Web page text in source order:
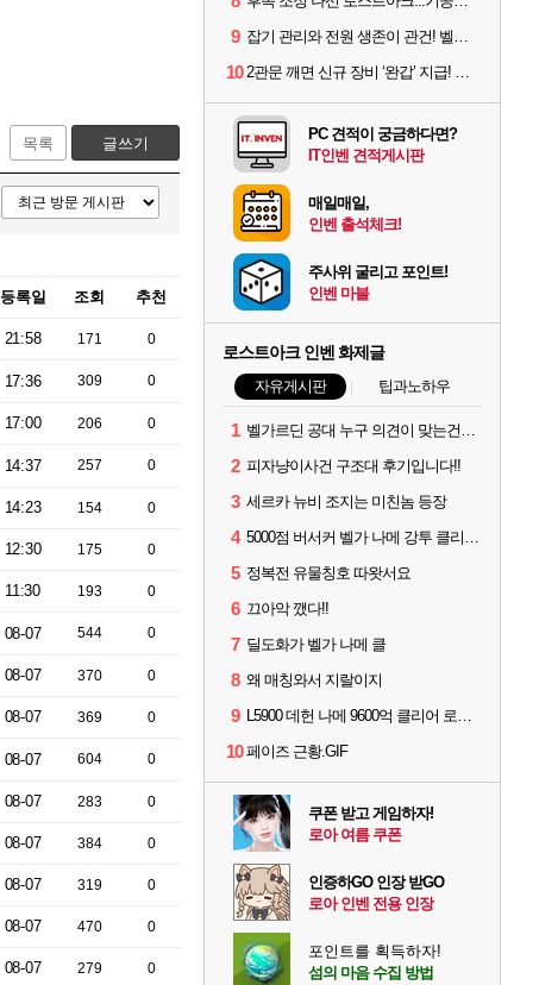
목록 글쓰기
등록일 조회 추천
21:58 171 0
17:36 309 0
17:00 206 0
14:37 257 0
14:23 154 0
12:30 175 0
11:30 193 0
08-07 544 0
08-07 370 0
08-07 369 0
08-07 604 0
08-07 283 0
08-07 384 0
08-07 319 0
08-07 470 0
08-07 279 0
9 잡기 관리와 전원 생존이 관건! 벨가르딘 유물 칭호 획득방법 정리
10 2관문 깨면 신규 장비 ‘완갑’ 지급! 그림자 레이드 벨가르딘 공개
PC 견적이 궁금하다면?
IT인벤 견적게시판
매일매일,
인벤 출석체크!
주사위 굴리고 포인트!
인벤 마블
로스트아크 인벤 화제글
자유게시판 팁과노하우
1 벨가르딘 공대 누구 의견이 맞는건지...
2 피자냥이사건 구조대 후기입니다!!
3 세르카 뉴비 조지는 미친놈 등장
4 5000점 버서커 벨가 나메 강투 클리어 (평균 로펙 5900점)
5 정복전 유물칭호 따왓서요
6 끄아악 깼다!!
7 딜도화가 벨가 나메 클
8 왜 매칭와서 지랄이지
9 L5900 데헌 나메 9600억 클리어 로펙 평균 6300파티
10 페이즈 근황.GIF
쿠폰 받고 게임하자!
로아 여름 쿠폰
인증하GO 인장 받GO
로아 인벤 전용 인장
포인트를 획득하자!
섬의 마음 수집 방법